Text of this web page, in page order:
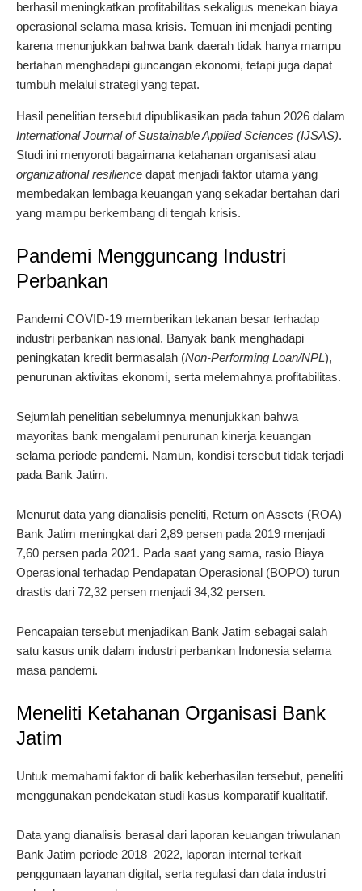
berhasil meningkatkan profitabilitas sekaligus menekan biaya
operasional selama masa krisis. Temuan ini menjadi penting
karena menunjukkan bahwa bank daerah tidak hanya mampu
bertahan menghadapi guncangan ekonomi, tetapi juga dapat
tumbuh melalui strategi yang tepat.
Hasil penelitian tersebut dipublikasikan pada tahun 2026 dalam
International Journal of Sustainable Applied Sciences (IJSAS).
Studi ini menyoroti bagaimana ketahanan organisasi atau
organizational resilience dapat menjadi faktor utama yang
membedakan lembaga keuangan yang sekadar bertahan dari
yang mampu berkembang di tengah krisis.
Pandemi Mengguncang Industri
Perbankan
Pandemi COVID-19 memberikan tekanan besar terhadap
industri perbankan nasional. Banyak bank menghadapi
peningkatan kredit bermasalah (Non-Performing Loan/NPL),
penurunan aktivitas ekonomi, serta melemahnya profitabilitas.
Sejumlah penelitian sebelumnya menunjukkan bahwa
mayoritas bank mengalami penurunan kinerja keuangan
selama periode pandemi. Namun, kondisi tersebut tidak terjadi
pada Bank Jatim.
Menurut data yang dianalisis peneliti, Return on Assets (ROA)
Bank Jatim meningkat dari 2,89 persen pada 2019 menjadi
7,60 persen pada 2021. Pada saat yang sama, rasio Biaya
Operasional terhadap Pendapatan Operasional (BOPO) turun
drastis dari 72,32 persen menjadi 34,32 persen.
Pencapaian tersebut menjadikan Bank Jatim sebagai salah
satu kasus unik dalam industri perbankan Indonesia selama
masa pandemi.
Meneliti Ketahanan Organisasi Bank
Jatim
Untuk memahami faktor di balik keberhasilan tersebut, peneliti
menggunakan pendekatan studi kasus komparatif kualitatif.
Data yang dianalisis berasal dari laporan keuangan triwulanan
Bank Jatim periode 2018–2022, laporan internal terkait
penggunaan layanan digital, serta regulasi dan data industri